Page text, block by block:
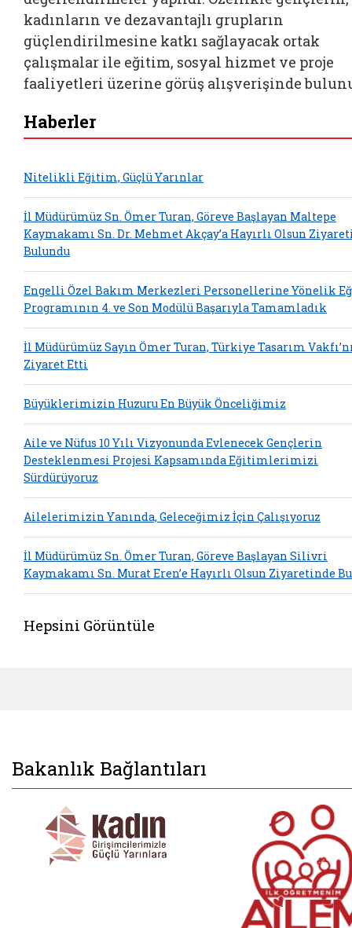
kadınların ve dezavantajlı grupların
güçlendirilmesine katkı sağlayacak ortak
çalışmalar ile eğitim, sosyal hizmet ve proje
faaliyetleri üzerine görüş alışverişinde
Haberler
Nitelikli Eğitim, Güçlü Yarınlar
İl Müdürümüz Sn. Ömer Turan, Göreve Başlayan Maltepe
Kaymakamı Sn. Dr. Mehmet Akçay’a Hayırlı Olsun
Bulundu
Engelli Özel Bakım Merkezleri Personellerine Yönelik
Programının 4. ve Son Modülü Başarıyla Tamamladık
İl Müdürümüz Sayın Ömer Turan, Türkiye Tasarım
Ziyaret Etti
Büyüklerimizin Huzuru En Büyük Önceliğimiz
Aile ve Nüfus 10 Yılı Vizyonunda Evlenecek Gençlerin
Desteklenmesi Projesi Kapsamında Eğitimlerimizi
Sürdürüyoruz
Ailelerimizin Yanında, Geleceğimiz İçin Çalışıyoruz
İl Müdürümüz Sn. Ömer Turan, Göreve Başlayan Silivri
Kaymakamı Sn. Murat Eren’e Hayırlı Olsun Ziyaretinde
Hepsini Görüntüle
Bakanlık Bağlantıları